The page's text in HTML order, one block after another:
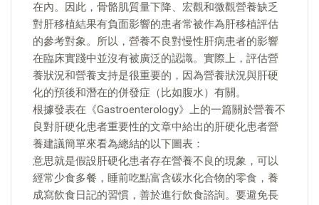
在內。因此，骨骼肌質量下降、宏觀和微觀營養缺乏
對肝移植結果有負面影響的患者常被作為肝移植評估
的參考對象。所以，營養不良對慢性肝病患者的影響
在臨床實踐中並沒有被廣泛的認識。實際上，評估營
養狀況和營養支持是很重要的，因為營養狀況與肝硬
化的預後和潛在的併發症（比如腹水）有關。
根據發表在《Gastroenterology》上的一篇關於營養不
良對肝硬化患者重要性的文章中給出的肝硬化患者營
養建議簡單來看為總結的以下圖表：
意思就是假設肝硬化患者存在營養不良的現象，可以
經常少食多餐，睡前吃點富含碳水化合物的零食，養
成寫飲食日記的習慣，善於進行飲食諮詢。要避免長